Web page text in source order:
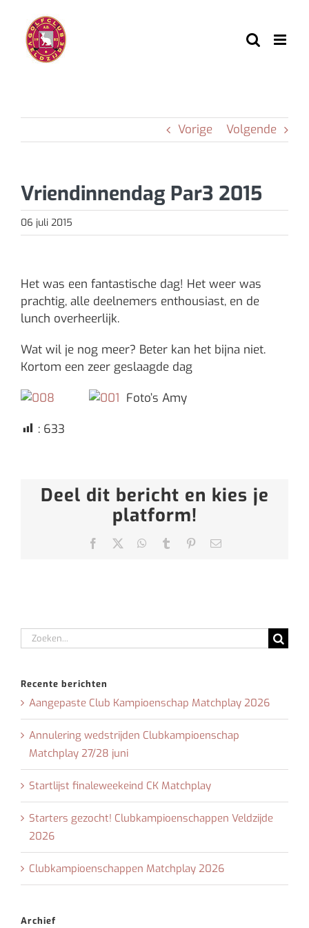
inhoud
Vorige Volgende
Vriendinnendag Par3 2015
06 juli 2015
grotere
afbeelding
Het was een fantastische dag! Het weer was
prachtig, alle deelnemers enthousiast, en de
lunch overheerlijk.
Wat wil je nog meer? Beter kan het bijna niet.
Kortom een zeer geslaagde dag
Foto’s Amy
: 633
Deel dit bericht en kies je
platform!
Facebook WhatsApp
Tumblr Pinterest
E-
Zoeken
naar:
Recente berichten
Aangepaste Club Kampioenschap Matchplay 2026
Annulering wedstrijden Clubkampioenschap
Matchplay 27/28 juni
Startlijst finaleweekeind CK Matchplay
Starters gezocht! Clubkampioenschappen Veldzijde
2026
Clubkampioenschappen Matchplay 2026
Archief